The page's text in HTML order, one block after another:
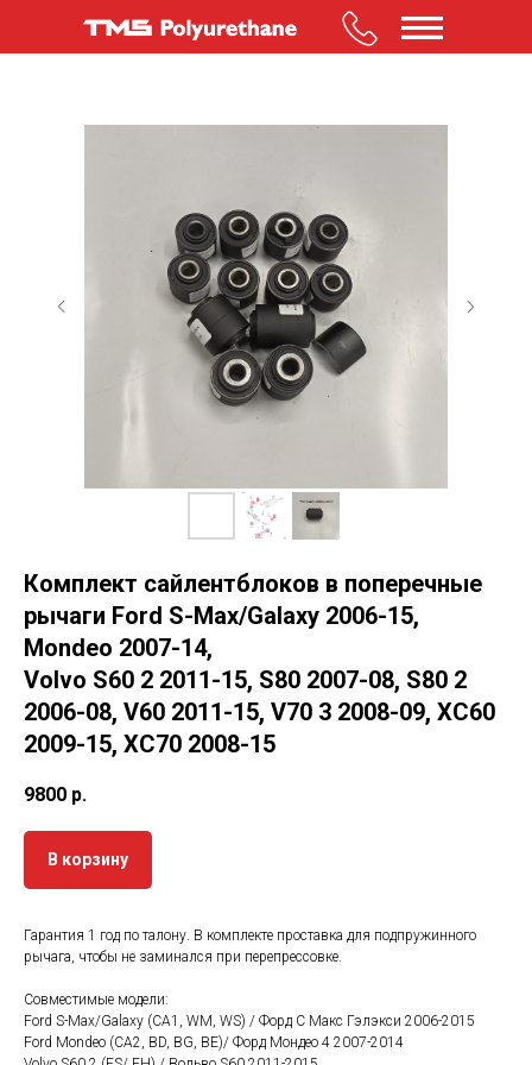
Комплект сайлентблоков в поперечные
рычаги Ford S-Max/Galaxy 2006-15,
Mondeo 2007-14,
Volvo S60 2 2011-15, S80 2007-08, S80 2
2006-08, V60 2011-15, V70 3 2008-09, XC60
2009-15, XC70 2008-15
9800 р.
В корзину
Гарантия 1 год по талону. В комплекте проставка для подпружинного
рычага, чтобы не заминался при перепрессовке.
Совместимые модели:
Ford S-Max/Galaxy (CA1, WM, WS) / Форд С Макс Гэлэкси 2006-2015
Ford Mondeo (CA2, BD, BG, BE)/ Форд Мондео 4 2007-2014